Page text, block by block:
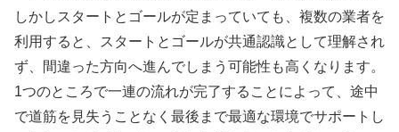
しかしスタートとゴールが定まっていても、複数の業者を
利用すると、スタートとゴールが共通認識として理解され
ず、間違った方向へ進んでしまう可能性も高くなります。
1つのところで一連の流れが完了することによって、途中
で道筋を見失うことなく最後まで最適な環境でサポートし